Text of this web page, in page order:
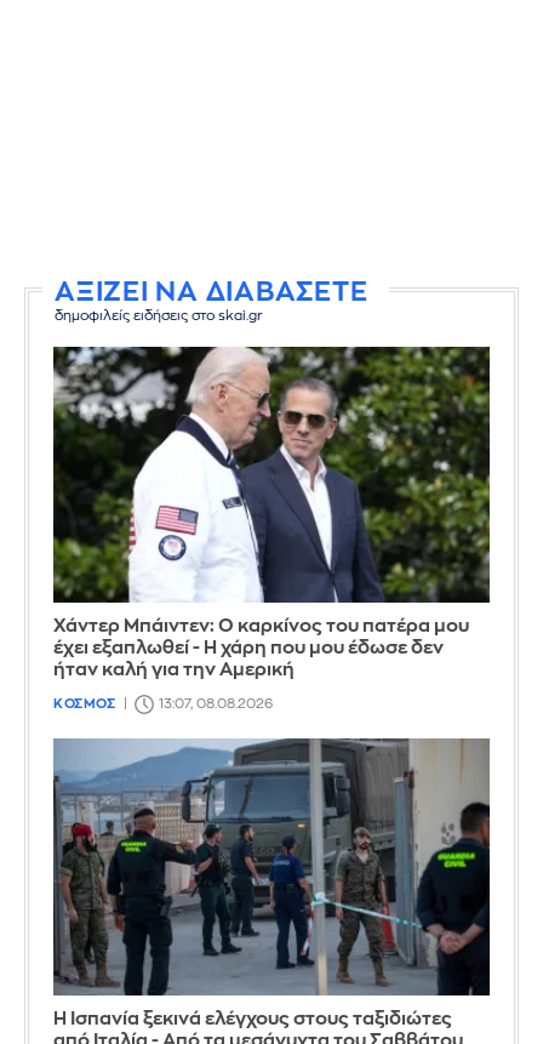
ΑΞΙΖΕΙ ΝΑ ΔΙΑΒΑΣΕΤΕ
δημοφιλείς ειδήσεις στο skai.gr
Χάντερ Μπάιντεν: Ο καρκίνος του πατέρα μου
έχει εξαπλωθεί - Η χάρη που μου έδωσε δεν
ήταν καλή για την Αμερική
ΚΟΣΜΟΣ 13:07, 08.08.2026
Η Ισπανία ξεκινά ελέγχους στους ταξιδιώτες